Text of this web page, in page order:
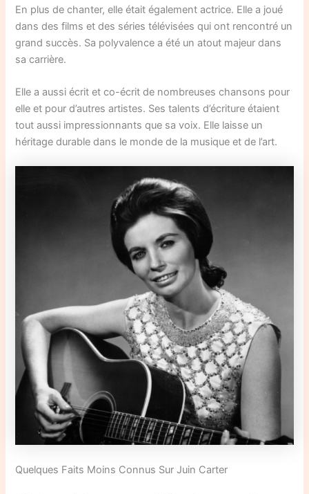
En plus de chanter, elle était également actrice. Elle a joué
dans des films et des séries télévisées qui ont rencontré un
grand succès. Sa polyvalence a été un atout majeur dans
sa carrière.
Elle a aussi écrit et co-écrit de nombreuses chansons pour
elle et pour d’autres artistes. Ses talents d’écriture étaient
tout aussi impressionnants que sa voix. Elle laisse un
héritage durable dans le monde de la musique et de l’art.
Quelques Faits Moins Connus Sur Juin Carter